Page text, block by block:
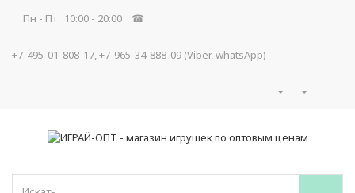
Пн - Пт 10:00 - 20:00 ☎
+7-495-01-808-17, +7-965-34-888-09 (Viber, whatsApp)